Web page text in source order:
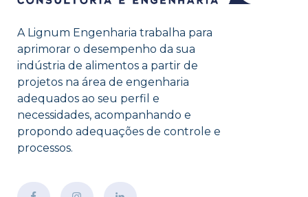
A Lignum Engenharia trabalha para
aprimorar o desempenho da sua
indústria de alimentos a partir de
projetos na área de engenharia
adequados ao seu perfil e
necessidades, acompanhando e
propondo adequações de controle e
processos.